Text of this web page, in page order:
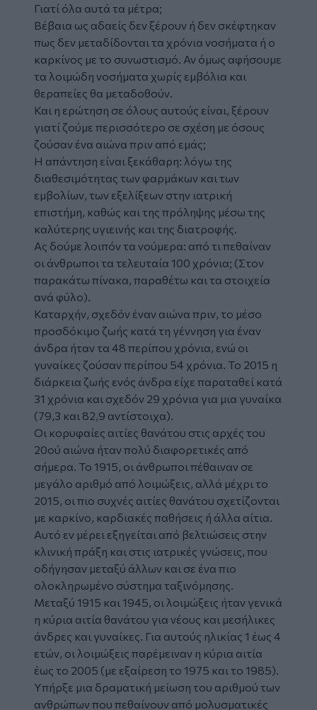
Γιατί όλα αυτά τα μέτρα;
Βέβαια ως αδαείς δεν ξέρουν ή δεν σκέφτηκαν
πως δεν μεταδίδονται τα χρόνια νοσήματα ή ο
καρκίνος με το συνωστισμό. Αν όμως αφήσουμε
τα λοιμώδη νοσήματα χωρίς εμβόλια και
θεραπείες θα μεταδοθούν.
Και η ερώτηση σε όλους αυτούς είναι, ξέρουν
γιατί ζούμε περισσότερο σε σχέση με όσους
ζούσαν ένα αιώνα πριν από εμάς;
Η απάντηση είναι ξεκάθαρη: λόγω της
διαθεσιμότητας των φαρμάκων και των
εμβολίων, των εξελίξεων στην ιατρική
επιστήμη, καθώς και της πρόληψης μέσω της
καλύτερης υγιεινής και της διατροφής.
Ας δούμε λοιπόν τα νούμερα: από τι πεθαίναν
οι άνθρωποι τα τελευταία 100 χρόνια; (Στον
παρακάτω πίνακα, παραθέτω και τα στοιχεία
ανά φύλο).
Καταρχήν, σχεδόν έναν αιώνα πριν, το μέσο
προσδόκιμο ζωής κατά τη γέννηση για έναν
άνδρα ήταν τα 48 περίπου χρόνια, ενώ οι
γυναίκες ζούσαν περίπου 54 χρόνια. Το 2015 η
διάρκεια ζωής ενός άνδρα είχε παραταθεί κατά
31 χρόνια και σχεδόν 29 χρόνια για μια γυναίκα
(79,3 και 82,9 αντίστοιχα).
Οι κορυφαίες αιτίες θανάτου στις αρχές του
20ού αιώνα ήταν πολύ διαφορετικές από
σήμερα. Το 1915, οι άνθρωποι πέθαιναν σε
μεγάλο αριθμό από λοιμώξεις, αλλά μέχρι το
2015, οι πιο συχνές αιτίες θανάτου σχετίζονται
με καρκίνο, καρδιακές παθήσεις ή άλλα αίτια.
Αυτό εν μέρει εξηγείται από βελτιώσεις στην
κλινική πράξη και στις ιατρικές γνώσεις, που
οδήγησαν μεταξύ άλλων και σε ένα πιο
ολοκληρωμένο σύστημα ταξινόμησης.
Μεταξύ 1915 και 1945, οι λοιμώξεις ήταν γενικά
η κύρια αιτία θανάτου για νέους και μεσήλικες
άνδρες και γυναίκες. Για αυτούς ηλικίας 1 έως 4
ετών, οι λοιμώξεις παρέμειναν η κύρια αιτία
έως το 2005 (με εξαίρεση το 1975 και το 1985).
Υπήρξε μια δραματική μείωση του αριθμού των
ανθρώπων που πεθαίνουν από μολυσματικές